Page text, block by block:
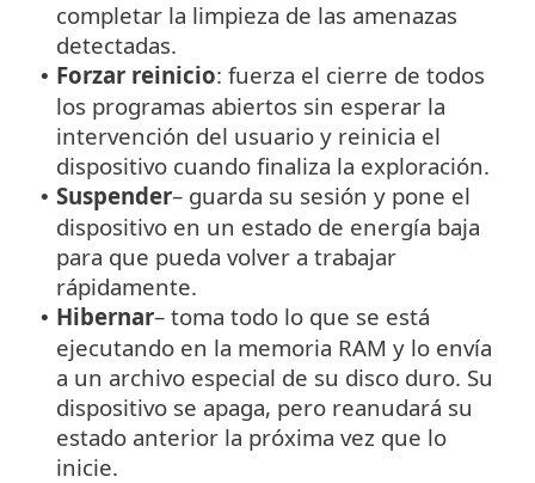
completar la limpieza de las amenazas
detectadas.
• Forzar reinicio: fuerza el cierre de todos
los programas abiertos sin esperar la
intervención del usuario y reinicia el
dispositivo cuando finaliza la exploración.
• Suspender– guarda su sesión y pone el
dispositivo en un estado de energía baja
para que pueda volver a trabajar
rápidamente.
• Hibernar– toma todo lo que se está
ejecutando en la memoria RAM y lo envía
a un archivo especial de su disco duro. Su
dispositivo se apaga, pero reanudará su
estado anterior la próxima vez que lo
inicie.